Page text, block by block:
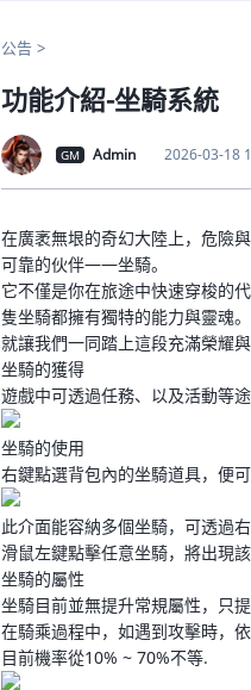
公告
功能介紹-坐騎系統
GM Admin 2026-03-18
在廣袤無垠的奇幻大陸上，危險
可靠的伙伴——坐騎。
它不僅是你在旅途中快速穿梭的
隻坐騎都擁有獨特的能力與靈魂
就讓我們一同踏上這段充滿榮耀
坐騎的獲得
遊戲中可透過任務、以及活動等
坐騎的使用
右鍵點選背包內的坐騎道具，便
此介面能容納多個坐騎，可透過
滑鼠左鍵點擊任意坐騎，將出現
坐騎的屬性
坐騎目前並無提升常規屬性，只
在騎乘過程中，如遇到攻擊時，
目前機率從10% ~ 70%不等.